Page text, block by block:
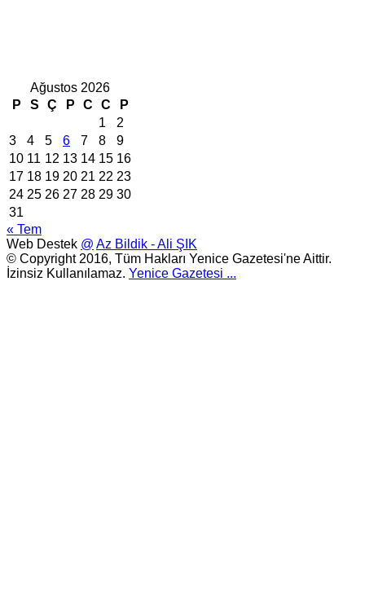
Ağustos 2026
P
S Ç P C C
P
1
2
3
4 5 6 7 8
9
10 11 12 13 14 15 16
17 18 19 20 21 22 23
24 25 26 27 28 29 30
31
« Tem
Web Destek @ Az Bildik - Ali ŞIK
© Copyright 2016, Tüm Hakları Yenice Gazetesi'ne Aittir.
İzinsiz Kullanılamaz. Yenice Gazetesi ...